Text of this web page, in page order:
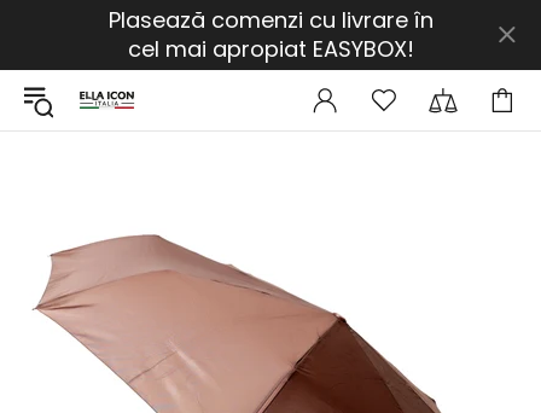
Plasează comenzi cu livrare în
cel mai apropiat EASYBOX!